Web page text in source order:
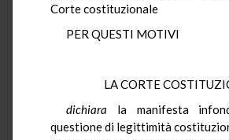
Corte costituzionale
PER QUESTI MOTIVI
LA CORTE
dichiara la manifesta
questione di legittimità